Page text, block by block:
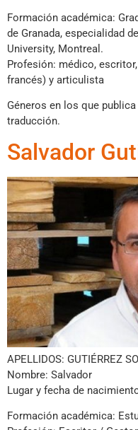
Formación académica:
de Granada, especialidad
University, Montreal.
Profesión: médico,
francés) y articulista
Géneros en los que
traducción.
Salvador
APELLIDOS: GUTIÉRREZ
Nombre: Salvador
Lugar y fecha de
Formación académica: